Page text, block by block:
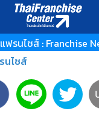
ฟรนไชส์ : Franchise
นไชส์